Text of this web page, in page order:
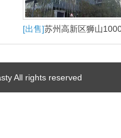
[出售]苏州高新区狮山
大平层户型适合研发办公
产
All rights reserved